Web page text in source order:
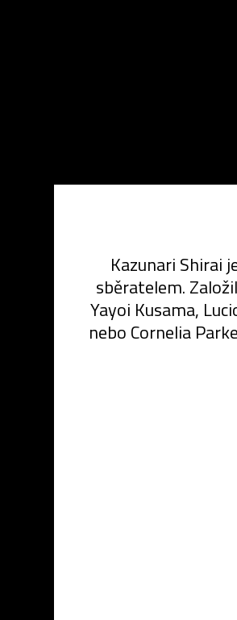
Kazunari Shirai
sběratelem.
Yayoi Kusama,
nebo Cornelia